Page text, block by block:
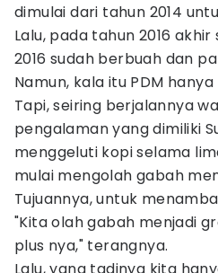
dimulai dari tahun 2014
Lalu, pada tahun 2016
2016 sudah berbuah dan
Namun, kala itu PDM
Tapi, seiring berjalannya
pengalaman yang dimiliki
menggeluti kopi selama
mulai mengolah gabah
Tujuannya, untuk
"Kita olah gabah menjadi
plus nya," terangnya.